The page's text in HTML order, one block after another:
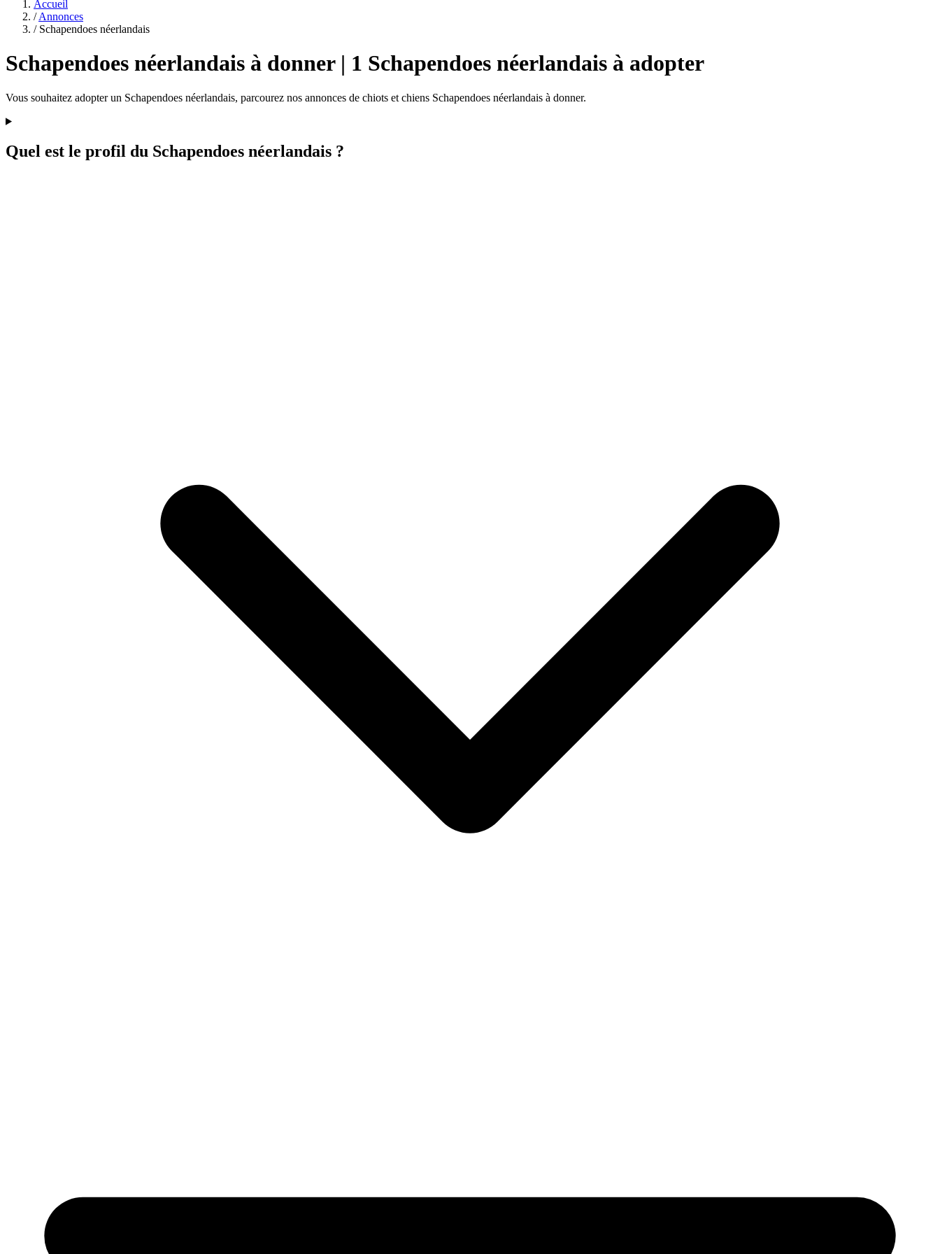
Accueil
/ Annonces
/ Schapendoes néerlandais
Schapendoes néerlandais à donner | 1 Schapendoes néerlandais à adopter
Vous souhaitez adopter un Schapendoes néerlandais, parcourez nos annonces de chiots et chiens Schapendoes néerlandais à donner.
Quel est le profil du Schapendoes néerlandais ?